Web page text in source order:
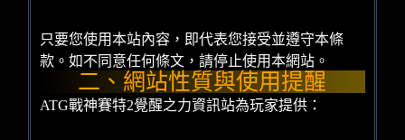
只要您使用本站內容，即代表您接受並遵守本條
款。如不同意任何條文，請停止使用本網站。
二、網站性質與使用提醒
ATG戰神賽特2覺醒之力資訊站為玩家提供：